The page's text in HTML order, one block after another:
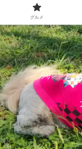
ラサ・アプソ
グルメ